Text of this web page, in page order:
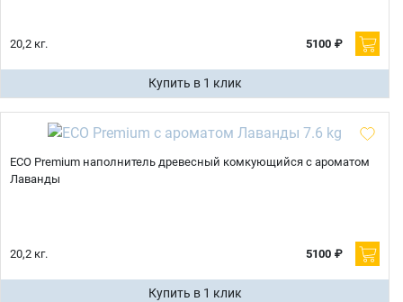
20,2 кг. 5100 ₽
Купить в 1 клик
ECO Premium наполнитель древесный комкующийся с ароматом
Лаванды
20,2 кг. 5100 ₽
Купить в 1 клик